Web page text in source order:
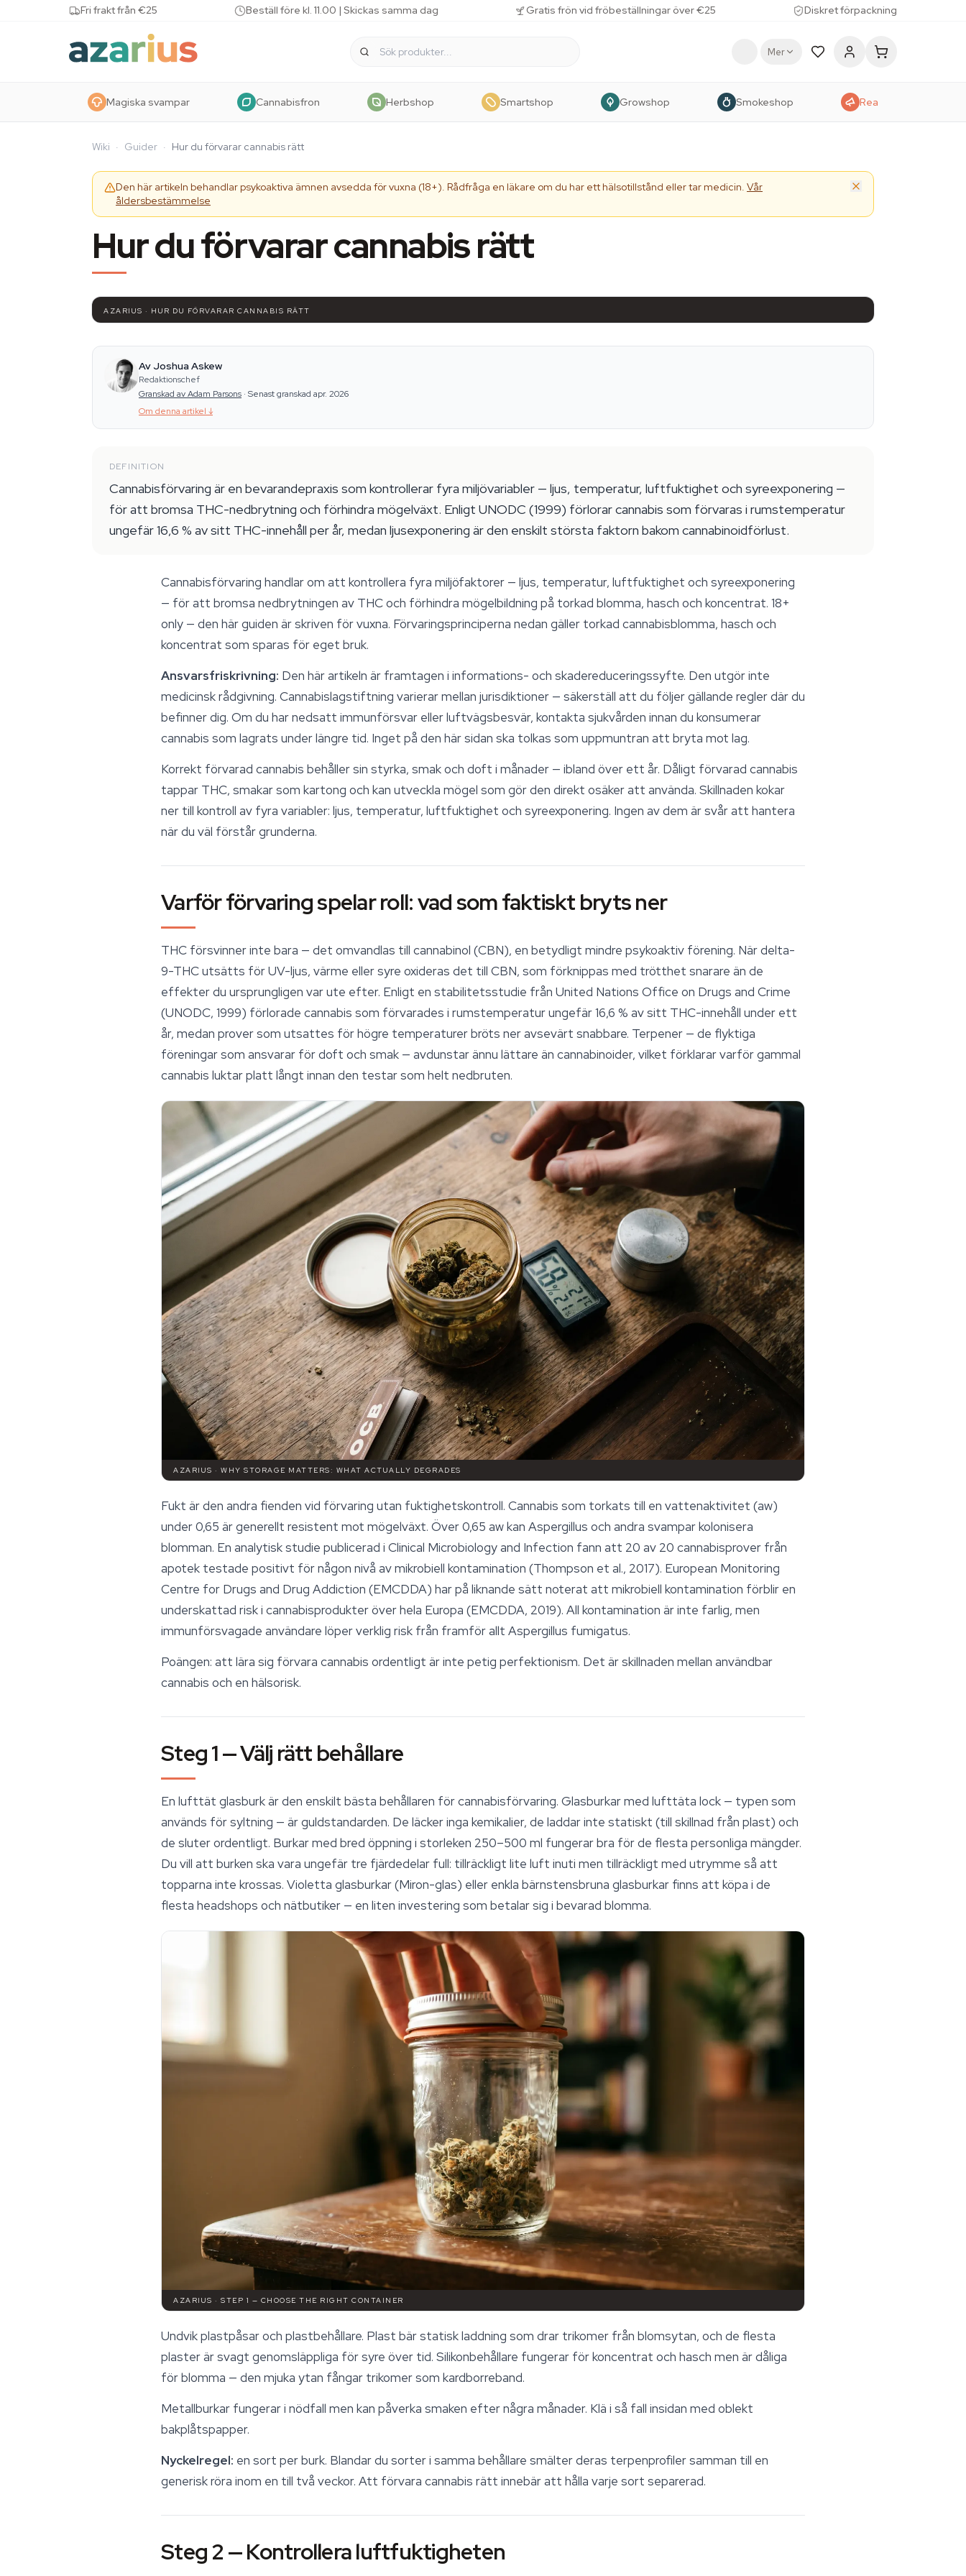
Skip to contentFri frakt från €25 Beställ före kl. 11.00 | Skickas samma dag Gratis frön vid fröbeställningar över €25 Diskret förpackning
Mer
Magiska svampar Cannabisfron Herbshop Smartshop Growshop Smokeshop Rea
Wiki · Guider · Hur du förvarar cannabis rätt
Den här artikeln behandlar psykoaktiva ämnen avsedda för vuxna (18+). Rådfråga en läkare om du har ett hälsotillstånd eller tar medicin. Vår
åldersbestämmelse
Hur du förvarar cannabis rätt
AZARIUS · HUR DU FÖRVARAR CANNABIS RÄTT
Av Joshua Askew
Redaktionschef
Granskad av Adam Parsons · Senast granskad apr. 2026
Om denna artikel ↓
DEFINITION
Cannabisförvaring är en bevarandepraxis som kontrollerar fyra miljövariabler — ljus, temperatur, luftfuktighet och syreexponering —
för att bromsa THC-nedbrytning och förhindra mögelväxt. Enligt UNODC (1999) förlorar cannabis som förvaras i rumstemperatur
ungefär 16,6 % av sitt THC-innehåll per år, medan ljusexponering är den enskilt största faktorn bakom cannabinoidförlust.
Cannabisförvaring handlar om att kontrollera fyra miljöfaktorer — ljus, temperatur, luftfuktighet och syreexponering
— för att bromsa nedbrytningen av THC och förhindra mögelbildning på torkad blomma, hasch och koncentrat. 18+
only — den här guiden är skriven för vuxna. Förvaringsprinciperna nedan gäller torkad cannabisblomma, hasch och
koncentrat som sparas för eget bruk.
Ansvarsfriskrivning: Den här artikeln är framtagen i informations- och skadereduceringssyfte. Den utgör inte
medicinsk rådgivning. Cannabislagstiftning varierar mellan jurisdiktioner — säkerställ att du följer gällande regler där du
befinner dig. Om du har nedsatt immunförsvar eller luftvägsbesvär, kontakta sjukvården innan du konsumerar
cannabis som lagrats under längre tid. Inget på den här sidan ska tolkas som uppmuntran att bryta mot lag.
Korrekt förvarad cannabis behåller sin styrka, smak och doft i månader — ibland över ett år. Dåligt förvarad cannabis
tappar THC, smakar som kartong och kan utveckla mögel som gör den direkt osäker att använda. Skillnaden kokar
ner till kontroll av fyra variabler: ljus, temperatur, luftfuktighet och syreexponering. Ingen av dem är svår att hantera
när du väl förstår grunderna.
Varför förvaring spelar roll: vad som faktiskt bryts ner
THC försvinner inte bara — det omvandlas till cannabinol (CBN), en betydligt mindre psykoaktiv förening. När delta-
9-THC utsätts för UV-ljus, värme eller syre oxideras det till CBN, som förknippas med trötthet snarare än de
effekter du ursprungligen var ute efter. Enligt en stabilitetsstudie från United Nations Office on Drugs and Crime
(UNODC, 1999) förlorade cannabis som förvarades i rumstemperatur ungefär 16,6 % av sitt THC-innehåll under ett
år, medan prover som utsattes för högre temperaturer bröts ner avsevärt snabbare. Terpener — de flyktiga
föreningar som ansvarar för doft och smak — avdunstar ännu lättare än cannabinoider, vilket förklarar varför gammal
cannabis luktar platt långt innan den testar som helt nedbruten.
AZARIUS · WHY STORAGE MATTERS: WHAT ACTUALLY DEGRADES
Fukt är den andra fienden vid förvaring utan fuktighetskontroll. Cannabis som torkats till en vattenaktivitet (aw)
under 0,65 är generellt resistent mot mögelväxt. Över 0,65 aw kan Aspergillus och andra svampar kolonisera
blomman. En analytisk studie publicerad i Clinical Microbiology and Infection fann att 20 av 20 cannabisprover från
apotek testade positivt för någon nivå av mikrobiell kontamination (Thompson et al., 2017). European Monitoring
Centre for Drugs and Drug Addiction (EMCDDA) har på liknande sätt noterat att mikrobiell kontamination förblir en
underskattad risk i cannabisprodukter över hela Europa (EMCDDA, 2019). All kontamination är inte farlig, men
immunförsvagade användare löper verklig risk från framför allt Aspergillus fumigatus.
Poängen: att lära sig förvara cannabis ordentligt är inte petig perfektionism. Det är skillnaden mellan användbar
cannabis och en hälsorisk.
Steg 1 — Välj rätt behållare
En lufttät glasburk är den enskilt bästa behållaren för cannabisförvaring. Glasburkar med lufttäta lock — typen som
används för syltning — är guldstandarden. De läcker inga kemikalier, de laddar inte statiskt (till skillnad från plast) och
de sluter ordentligt. Burkar med bred öppning i storleken 250–500 ml fungerar bra för de flesta personliga mängder.
Du vill att burken ska vara ungefär tre fjärdedelar full: tillräckligt lite luft inuti men tillräckligt med utrymme så att
topparna inte krossas. Violetta glasburkar (Miron-glas) eller enkla bärnstensbruna glasburkar finns att köpa i de
flesta headshops och nätbutiker — en liten investering som betalar sig i bevarad blomma.
AZARIUS · STEP 1 — CHOOSE THE RIGHT CONTAINER
Undvik plastpåsar och plastbehållare. Plast bär statisk laddning som drar trikomer från blomsytan, och de flesta
plaster är svagt genomsläppliga för syre över tid. Silikonbehållare fungerar för koncentrat och hasch men är dåliga
för blomma — den mjuka ytan fångar trikomer som kardborreband.
Metallburkar fungerar i nödfall men kan påverka smaken efter några månader. Klä i så fall insidan med oblekt
bakplåtspapper.
Nyckelregel: en sort per burk. Blandar du sorter i samma behållare smälter deras terpenprofiler samman till en
generisk röra inom en till två veckor. Att förvara cannabis rätt innebär att hålla varje sort separerad.
Steg 2 — Kontrollera luftfuktigheten